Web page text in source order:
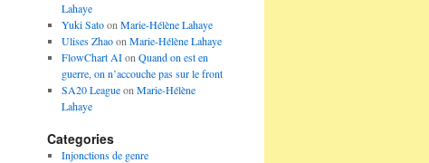
Lahaye
Yuki Satoon Marie-Hélène Lahaye
Ulises Zhaoon Marie-Hélène Lahaye
FlowChart AIon Quand on est en
guerre, on n’accouche pas sur le front
SA20 Leagueon Marie-Hélène
Lahaye
Categories
Injonctions de genre